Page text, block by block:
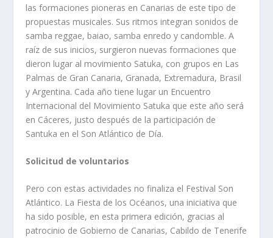
las formaciones pioneras en Canarias de este tipo de
propuestas musicales. Sus ritmos integran sonidos de
samba reggae, baiao, samba enredo y candomble. A
raíz de sus inicios, surgieron nuevas formaciones que
dieron lugar al movimiento Satuka, con grupos en Las
Palmas de Gran Canaria, Granada, Extremadura, Brasil
y Argentina. Cada año tiene lugar un Encuentro
Internacional del Movimiento Satuka que este año será
en Cáceres, justo después de la participación de
Santuka en el Son Atlántico de Día.
Solicitud de voluntarios
Pero con estas actividades no finaliza el Festival Son
Atlántico. La Fiesta de los Océanos, una iniciativa que
ha sido posible, en esta primera edición, gracias al
patrocinio de Gobierno de Canarias, Cabildo de Tenerife